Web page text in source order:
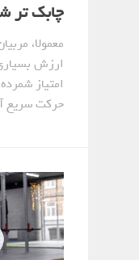
چابک تر
معمولا،
ارزش
امتیاز
حرکت سریع